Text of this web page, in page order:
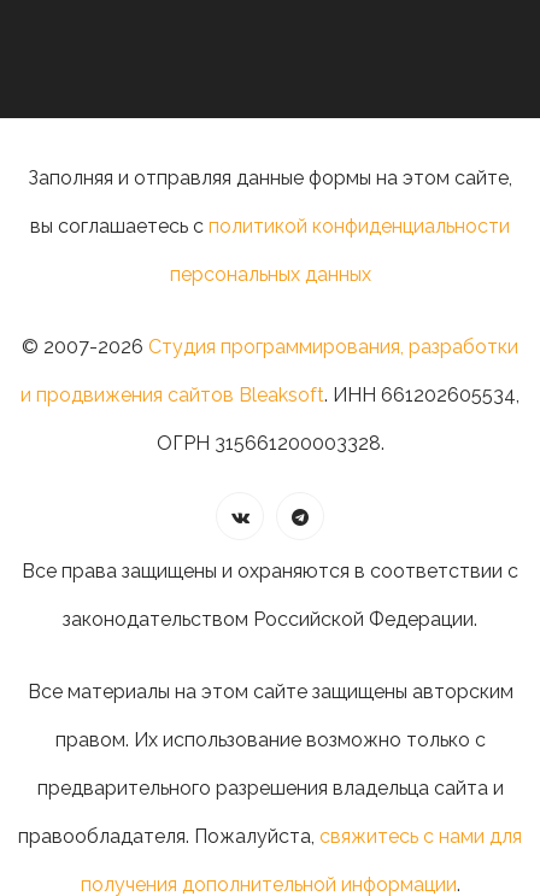
Заполняя и отправляя данные формы на этом сайте,
вы соглашаетесь с политикой конфиденциальности
персональных данных
© 2007-2026 Студия программирования, разработки
и продвижения сайтов Bleaksoft. ИНН 661202605534,
ОГРН 315661200003328.
Все права защищены и охраняются в соответствии с
законодательством Российской Федерации.
Все материалы на этом сайте защищены авторским
правом. Их использование возможно только с
предварительного разрешения владельца сайта и
правообладателя. Пожалуйста, свяжитесь с нами для
получения дополнительной информации.